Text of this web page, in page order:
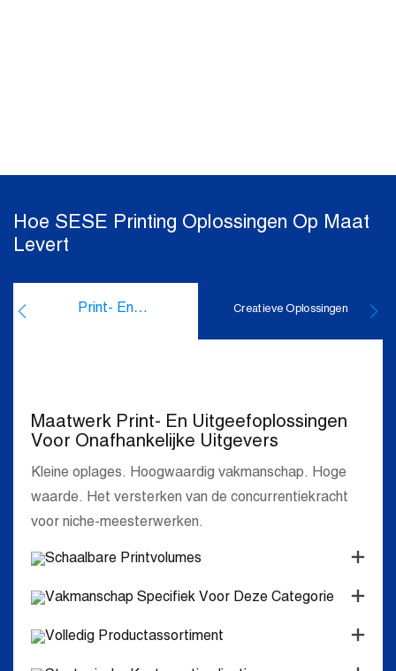
Hoe SESE Printing Oplossingen Op Maat
Levert
Print- En
Creatieve Oplossingen
Maatwerk Print- En Uitgeefoplossingen
Voor Onafhankelijke Uitgevers
Kleine oplages. Hoogwaardig vakmanschap. Hoge
waarde. Het versterken van de concurrentiekracht
voor niche-meesterwerken.
Schaalbare Printvolumes
Vakmanschap Specifiek Voor Deze Categorie
Volledig Productassortiment